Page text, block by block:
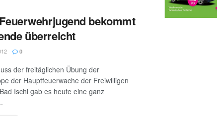
bekommt
überreicht
0
der freitäglichen Übung der
der Hauptfeuerwache der Freiwilligen
Ischl gab es heute eine ganz